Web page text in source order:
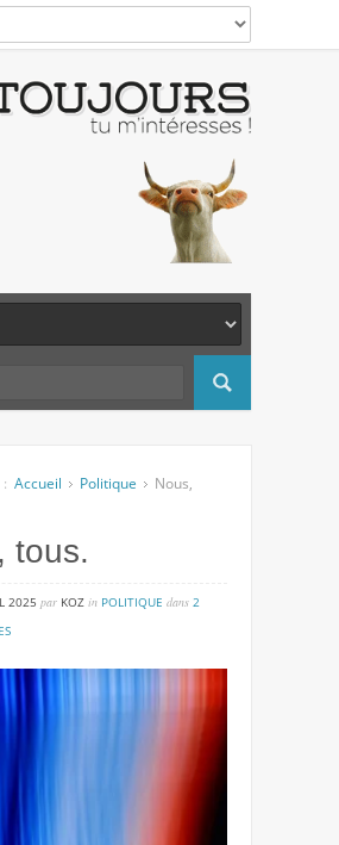
Accueil Politique
Nous,
tous.
2025 par KOZ in POLITIQUE dans 2
sur
tous.